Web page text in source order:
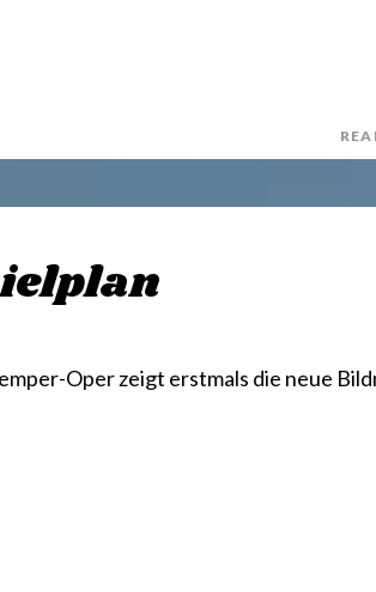
Oper zeigt erstmals die neue